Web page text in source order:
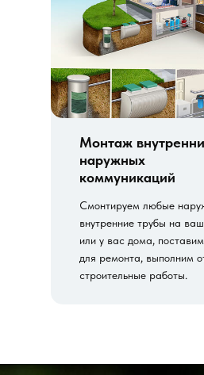
Монтаж
наружных
коммуникаций
Смонтируем любые
внутренние трубы на
или у вас дома,
для ремонта, выполним
строительные работы.